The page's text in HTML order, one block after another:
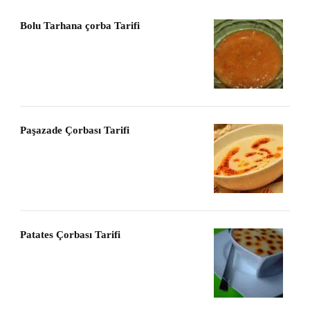
Bolu Tarhana çorba Tarifi
Paşazade Çorbası Tarifi
Patates Çorbası Tarifi